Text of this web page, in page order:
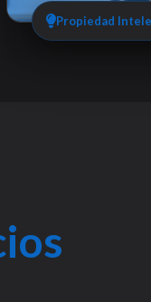
Propiedad